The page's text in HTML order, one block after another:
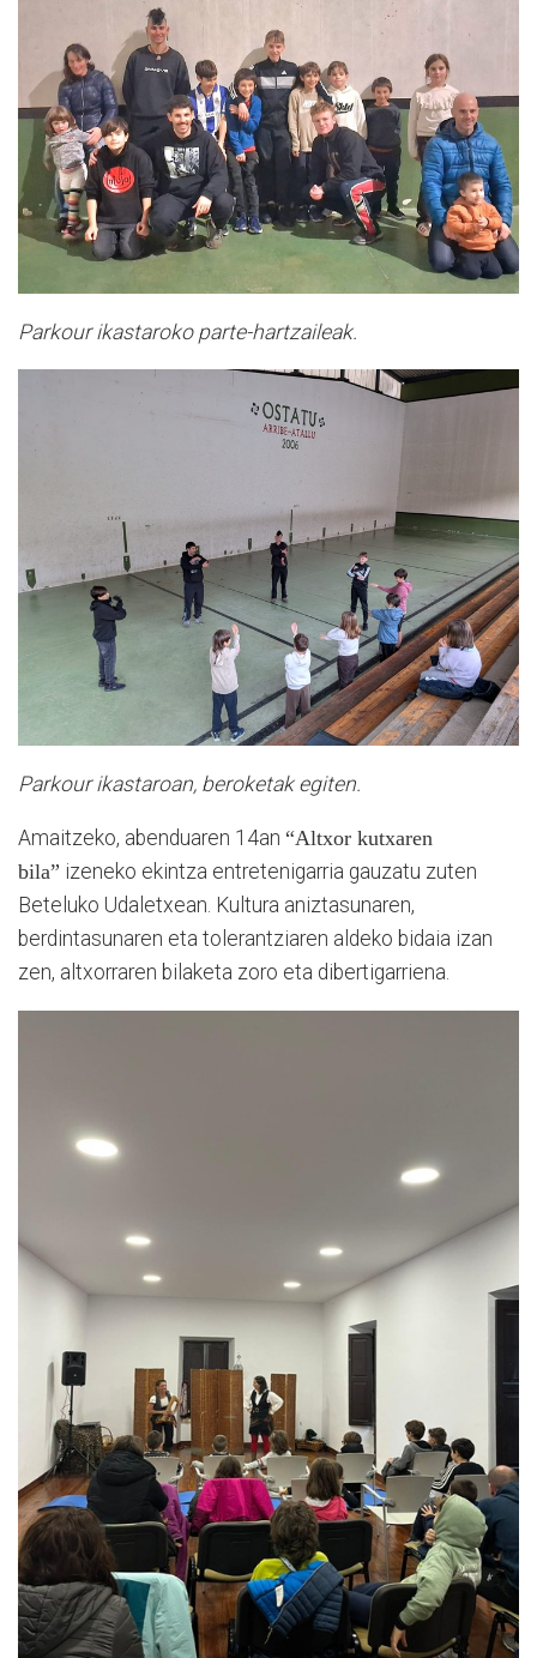
Parkour ikastaroko parte-hartzaileak.
Parkour ikastaroan, beroketak egiten.
Amaitzeko, abenduaren 14an “Altxor kutxaren
bila” izeneko ekintza entretenigarria gauzatu zuten
Beteluko Udaletxean. Kultura aniztasunaren,
berdintasunaren eta tolerantziaren aldeko bidaia izan
zen, altxorraren bilaketa zoro eta dibertigarriena.